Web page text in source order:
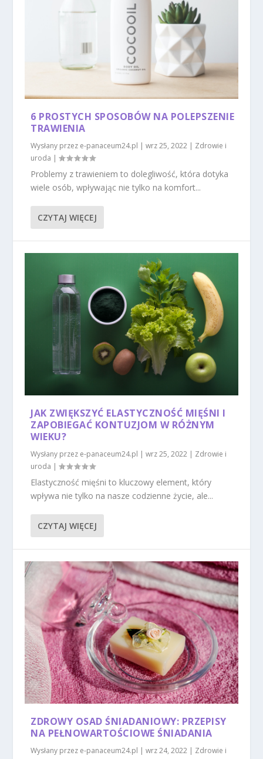
6 PROSTYCH SPOSOBÓW NA POLEPSZENIE
TRAWIENIA
Wysłany przez e-panaceum24.pl |wrz 25, 2022 | Zdrowie i
uroda |
Problemy z trawieniem to dolegliwość, która dotyka
wiele osób, wpływając nie tylko na komfort...
CZYTAJ WIĘCEJ
JAK ZWIĘKSZYĆ ELASTYCZNOŚĆ MIĘŚNI I
ZAPOBIEGAĆ KONTUZJOM W RÓŻNYM
WIEKU?
Wysłany przez e-panaceum24.pl |wrz 25, 2022 | Zdrowie i
uroda |
Elastyczność mięśni to kluczowy element, który
wpływa nie tylko na nasze codzienne życie, ale...
CZYTAJ WIĘCEJ
ZDROWY OSAD ŚNIADANIOWY: PRZEPISY
NA PEŁNOWARTOŚCIOWE ŚNIADANIA
Wysłany przez e-panaceum24.pl |wrz 24, 2022 | Zdrowie i